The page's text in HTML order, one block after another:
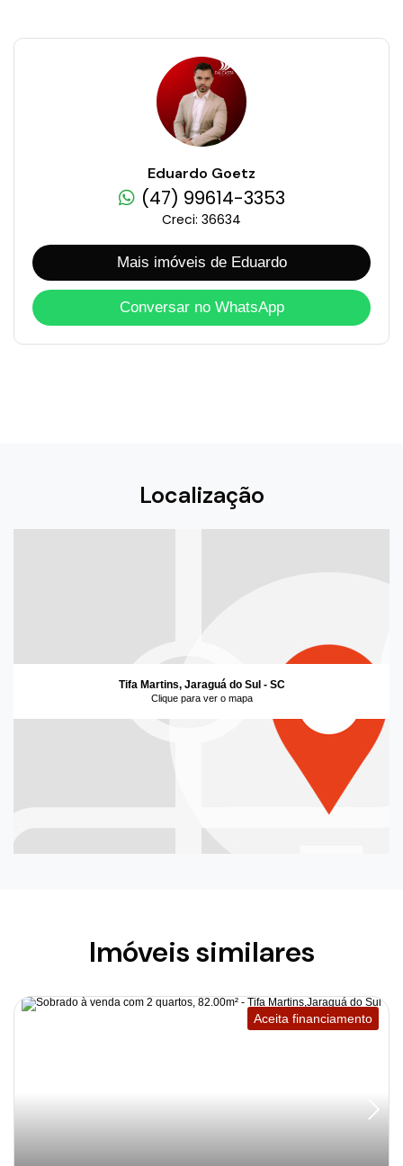
Eduardo Goetz
(47) 99614-3353
Creci: 36634
Mais imóveis de Eduardo
Conversar no WhatsApp
Localização
Tifa Martins, Jaraguá do Sul - SC
Clique para ver o mapa
Imóveis similares
Aceita financiamento